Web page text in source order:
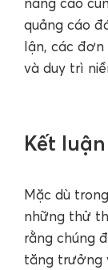
quảng cáo
lận, các đơn
và duy trì
Kết luận
Mặc dù
những thử
rằng chúng
tăng trưởng